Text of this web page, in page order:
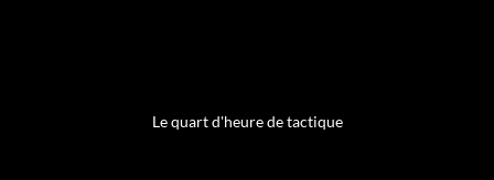
Le quart d'heure de tactique